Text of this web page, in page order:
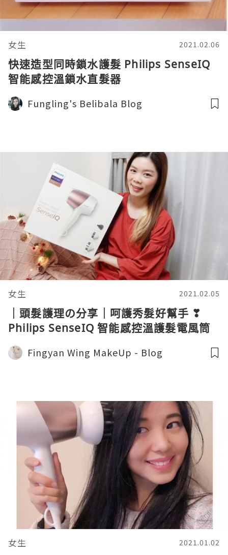
女生 2021.02.06
快速造型同時鎖水護髮 Philips SenseIQ
智能感控溫鎖水直髮器
Fungling's Belibala Blog
女生 2021.02.05
｜頭髮護理の分享｜呵護秀髮好幫手 ❣
Philips SenseIQ 智能感控溫護髮電風筒
Fingyan Wing MakeUp - Blog
女生 2021.01.02